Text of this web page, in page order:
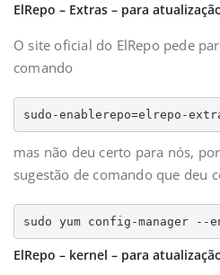
ElRepo – Extras – para
O site oficial do ElRepo pede
comando
sudo-enablerepo=elrepo-
mas não deu certo para nós,
sugestão de comando que deu
sudo yum config-manager --
ElRepo – kernel – para